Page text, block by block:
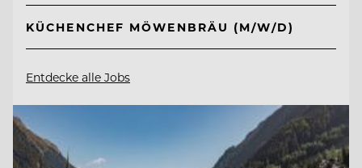
KÜCHENCHEF MÖWENBRÄU (M/W/D)
Entdecke alle Jobs